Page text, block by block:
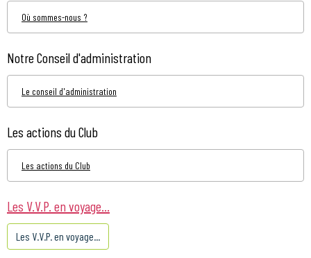
Où sommes-nous ?
Notre Conseil d'administration
Le conseil d'administration
Les actions du Club
Les actions du Club
Les V.V.P. en voyage...
Les V.V.P. en voyage...